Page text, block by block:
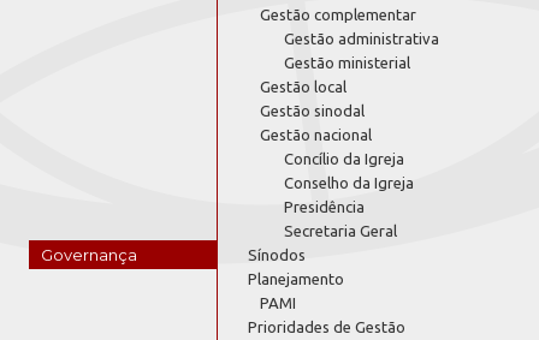
Governança
Gestão complementar
Gestão administrativa
Gestão ministerial
Gestão local
Gestão sinodal
Gestão nacional
Concílio da Igreja
Conselho da Igreja
Presidência
Secretaria Geral
Sínodos
Planejamento
PAMI
Prioridades de Gestão